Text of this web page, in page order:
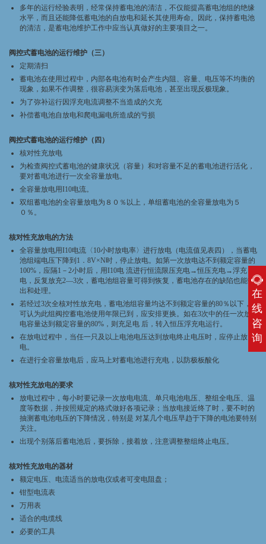
多年的运行经验表明，经常保持蓄电池的清洁，不仅能提高蓄电池组的绝缘
水平，而且还能降低蓄电池的自放电和延长其使用寿命。因此，保持蓄电池
的清洁，是蓄电池维护工作中应当认真做好的主要项目之一。
阀控式蓄电池的运行维护（三）
定期清扫
蓄电池在使用过程中，内部各电池有时会产生内阻、容量、电压等不均衡的
现象，如果不作调整，很容易演变为落后电池，甚至出现反极现象。
为了弥补运行因浮充电流调整不当造成的欠充
补偿蓄电池自放电和爬电漏电所造成的亏损
阀控式蓄电池的运行维护（四）
核对性充放电
为检查阀控式蓄电池的健康状况（容量）和对容量不足的蓄电池进行活化，
要对蓄电池进行一次全容量放电。
全容量放电用I10电流。
双组蓄电池的全容量放电为８０％以上，单组蓄电池的全容量放电为５
０％。
核对性充放电的方法
全容量放电用I10电流〈10小时放电率〉进行放电（电流值见表四），当蓄电
池组端电压下降到1．8V×N时，停止放电。如第一次放电达不到额定容量的
100%，应隔1－2小时后，用I10电 流进行恒流限压充电→恒压充电→浮充
电，反复放充2—3次，蓄电池组容量可得到恢复，蓄电池存在的缺陷也能找
出和处理。
若经过3次全核对性放充电，蓄电池组容量均达不到额定容量的80％以下，
可认为此组阀控蓄电池使用年限已到，应安排更换。如在3次中的任一次放
电容量达到额定容量的80%，则充足电 后，转入恒压浮充电运行。
在放电过程中，当任一只及以上电池电压达到放电终止电压时，应停止放
电。
在进行全容量放电后，应马上对蓄电池进行充电，以防极板酸化
核对性充放电的要求
放电过程中，每小时要记录一次放电电流、单只电池电压、整组全电压、温
度等数据，并按照规定的格式做好各项记录；当放电接近终了时，要不时的
抽测蓄电池电压的下降情况，特别是 对某几个电压早趋于下降的电池要特别
关注。
出现个别落后蓄电池后，要拆除，接着放，注意调整整组终止电压。
核对性充放电的器材
额定电压、电流适当的放电仪或者可变电阻盘；
钳型电流表
万用表
适合的电缆线
必要的工具
在
线
咨
询